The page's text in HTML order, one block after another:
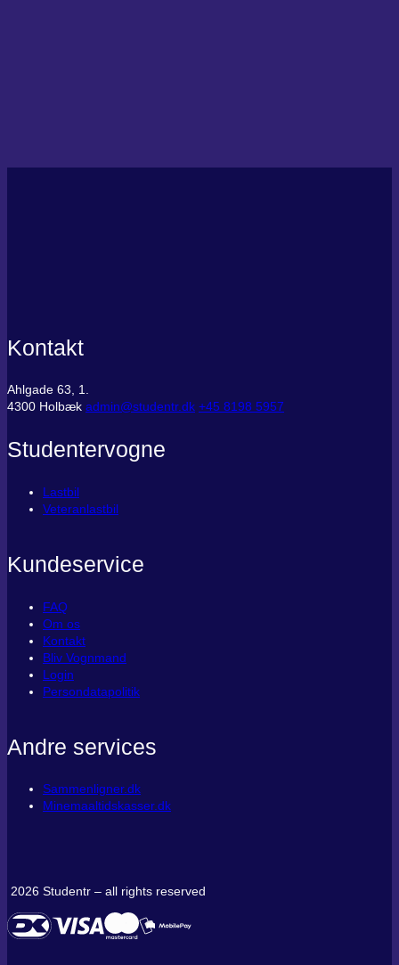
Kontakt
Ahlgade 63, 1.
4300 Holbæk admin@studentr.dk ‭+45 8198 5957
Studentervogne
Lastbil
Veteranlastbil
Kundeservice
FAQ
Om os
Kontakt
Bliv Vognmand
Login
Persondatapolitik
Andre services
Sammenligner.dk
Minemaaltidskasser.dk
2026 Studentr – all rights reserved